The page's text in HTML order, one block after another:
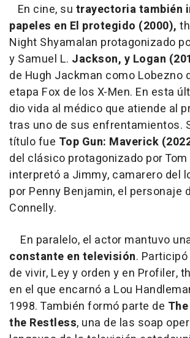
En cine, su trayectoria también
papeles en El protegido (2000),
Night Shyamalan protagonizado
y Samuel L. Jackson, y Logan
de Hugh Jackman como Lobezno
etapa Fox de los X-Men. En esta
dio vida al médico que atiende al
tras uno de sus enfrentamientos.
título fue Top Gun: Maverick
del clásico protagonizado por
interpretó a Jimmy, camarero del
por Penny Benjamin, el personaje
Connelly.
En paralelo, el actor mantuvo
constante en televisión.
de vivir, Ley y orden y en Profiler,
en el que encarnó a Lou
1998. También formó parte de
the Restless, una de las soap